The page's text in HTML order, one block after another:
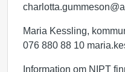
Maria Kessling,
076 880 88 10
Information om NIPT